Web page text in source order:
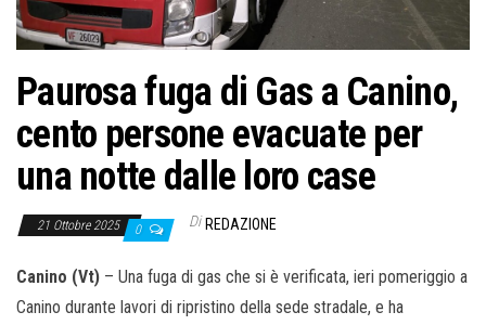
Paurosa fuga di Gas a Canino,
cento persone evacuate per
una notte dalle loro case
21 Ottobre 2025 0 Di REDAZIONE
Canino (Vt) – Una fuga di gas che si è verificata, ieri pomeriggio a
Canino durante lavori di ripristino della sede stradale, e ha